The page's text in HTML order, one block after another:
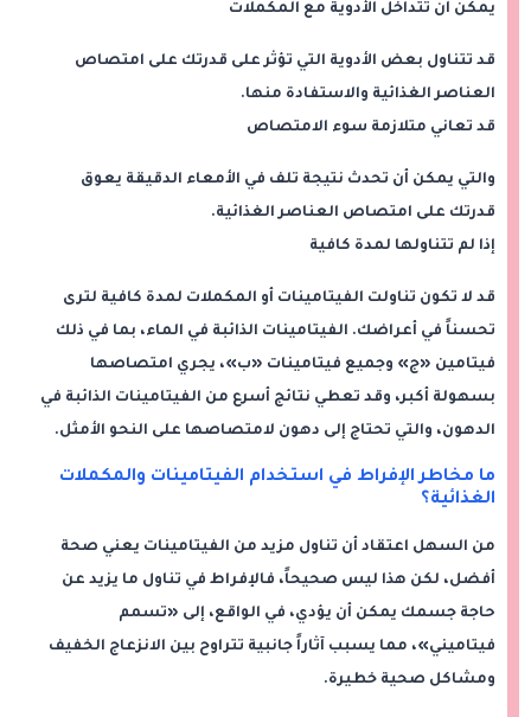
يمكن أن تتداخل الأدوية مع المكملات
قد تتناول بعض الأدوية التي تؤثر على قدرتك على امتصاص
العناصر الغذائية والاستفادة منها.
قد تعاني متلازمة سوء الامتصاص
والتي يمكن أن تحدث نتيجة تلف في الأمعاء الدقيقة يعوق
قدرتك على امتصاص العناصر الغذائية.
إذا لم تتناولها لمدة كافية
قد لا تكون تناولت الفيتامينات أو المكملات لمدة كافية لترى
تحسناً في أعراضك. الفيتامينات الذائبة في الماء، بما في ذلك
فيتامين «ج» وجميع فيتامينات «ب»، يجري امتصاصها
بسهولة أكبر، وقد تعطي نتائج أسرع من الفيتامينات الذائبة في
الدهون، والتي تحتاج إلى دهون لامتصاصها على النحو الأمثل.
ما مخاطر الإفراط في استخدام الفيتامينات والمكملات
الغذائية؟
من السهل اعتقاد أن تناول مزيد من الفيتامينات يعني صحة
أفضل، لكن هذا ليس صحيحاً، فالإفراط في تناول ما يزيد عن
حاجة جسمك يمكن أن يؤدي، في الواقع، إلى «تسمم
فيتاميني»، مما يسبب آثاراً جانبية تتراوح بين الانزعاج الخفيف
ومشاكل صحية خطيرة.